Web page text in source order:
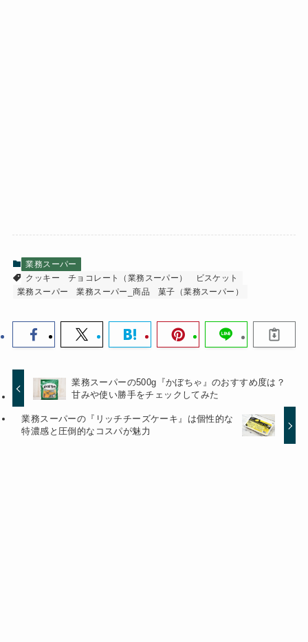
業務スーパー
クッキー
チョコレート（業務スーパー）
ビスケット
業務スーパー
業務スーパー_商品 菓子（業務スーパー）
業務スーパーの500g『かぼちゃ』のおすすめ度は？
甘みや使い勝手をチェックしてみた
業務スーパーの『リッチチーズケーキ』は個性的な
特濃感と圧倒的なコスパが魅力